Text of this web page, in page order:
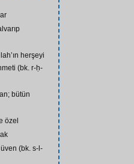
herşeyi
(bk. r-ḥ-
bütün
özel
(bk. s-l-